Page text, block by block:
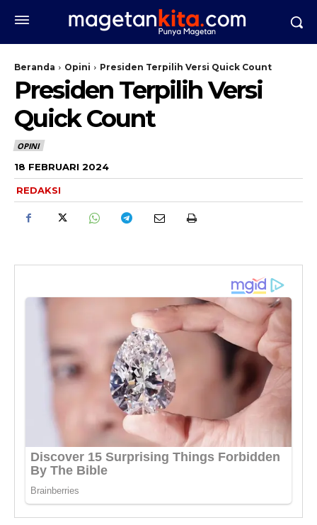
Beranda Opini Presiden Terpilih Versi Quick Count
Presiden Terpilih Versi
Quick Count
OPINI
18 FEBRUARI 2024
REDAKSI